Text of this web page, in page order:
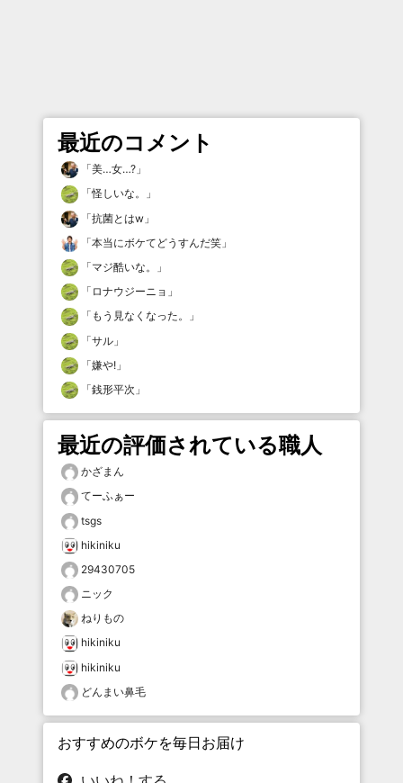
最近のコメント
「美…女…? 」
「怪しいな。
」
「抗菌とはw 」
「本当にボケてどうすんだ笑 」
「マジ酷いな。
」
「 ロナウジーニョ 」
「 もう見なくなった。
」
「サル 」
「嫌や! 」
「銭形平次 」
最近の評価されている職人
かざまん
てーふぁー
tsgs
hikiniku
29430705
ニック
ねりもの
hikiniku
hikiniku
どんまい鼻毛
おすすめのボケを毎日お届け